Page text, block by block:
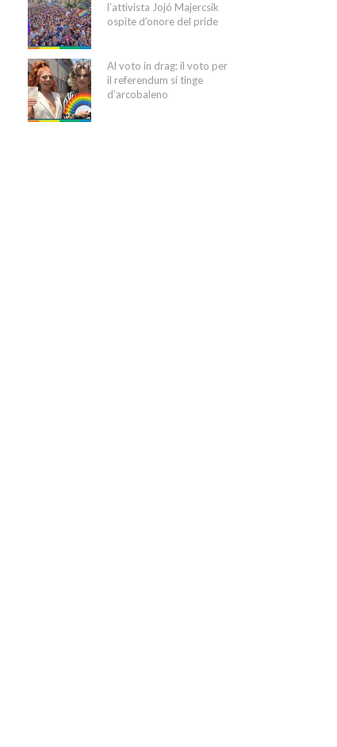
l’attivista Jojó Majercsik
ospite d’onore del pride
Al voto in drag: il voto per
il referendum si tinge
d’arcobaleno